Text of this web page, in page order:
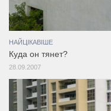
НАЙЦІКАВІШЕ
Куда он тянет?
28.09.2007